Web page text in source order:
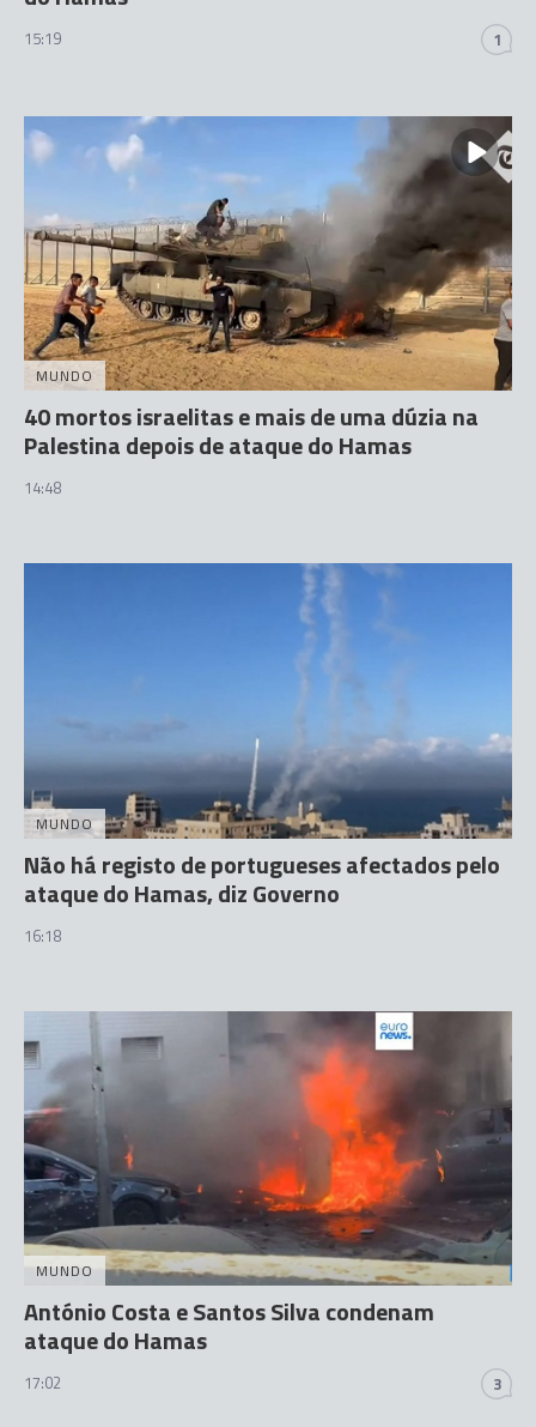
15:19 1
MUNDO
40 mortos israelitas e mais de uma dúzia na
Palestina depois de ataque do Hamas
14:48
MUNDO
Não há registo de portugueses afectados pelo
ataque do Hamas, diz Governo
16:18
MUNDO
António Costa e Santos Silva condenam
ataque do Hamas
17:02 3